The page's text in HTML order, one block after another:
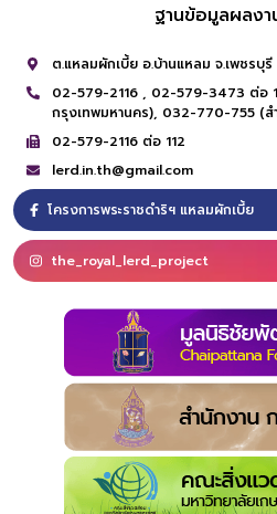
ฐานข้อมูลผลงา
ต.แหลมผักเบี้ย อ.บ้านแหลม จ.เพชรบุรี
02-579-2116 , 02-579-3473 ต่อ
กรุงเทพมหานคร), 032-770-755 (ส
02-579-2116 ต่อ 112
lerd.in.th@gmail.com
โครงการพระราชดำริฯ แหลมผักเบี้ย
the_royal_lerd_project